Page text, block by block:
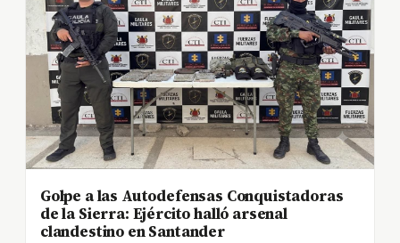
Golpe a las Autodefensas Conquistadoras
de la Sierra: Ejército halló arsenal
clandestino en Santander